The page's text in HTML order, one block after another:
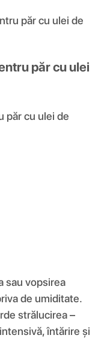
păr cu ulei de
păr cu ulei
sau vopsirea
de umiditate.
strălucirea –
întărire și